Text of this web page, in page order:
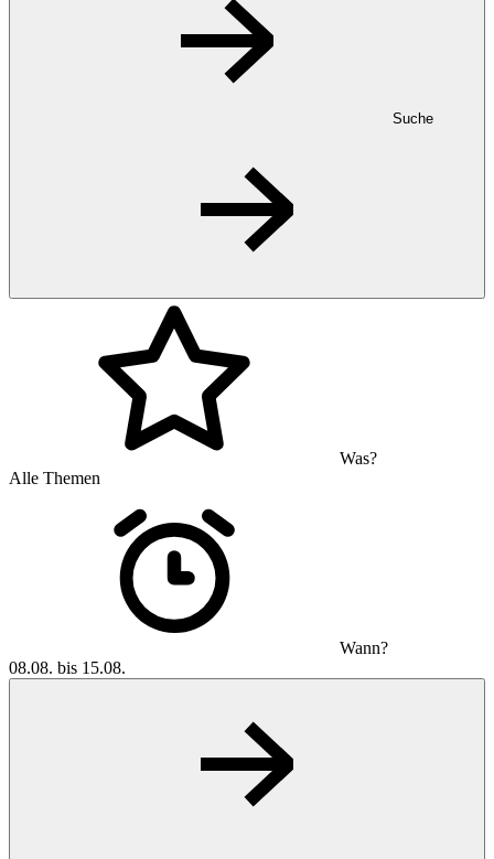
Suche
Was?
Alle Themen
Wann?
08.08. bis 15.08.